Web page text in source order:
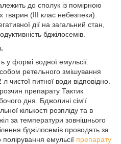
до сполук із помірною
тварин (III клас небезпеки).
дії на загальний стан,
бджілосемів.
у формі водної емульсії.
ретельного змішування
чистої питної води відповідно.
препарату Тактик
дня. Бджолині сім'ї
кількості розпліду та в
за температури зовнішнього
бджілосемів проводять за
емульсії препарату